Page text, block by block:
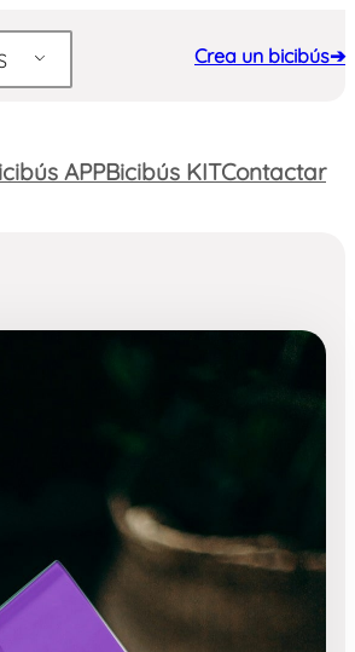
Crea un bicibús➔
APPBicibús KITContactar